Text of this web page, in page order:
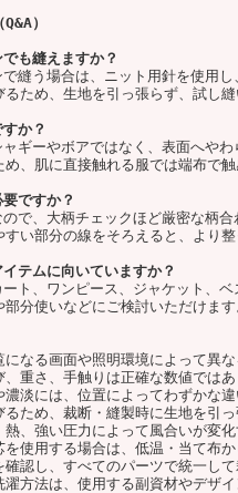
）
も縫えますか？
縫う場合は、ニット用針を使用し
ため、生地を引っ張らず、試し
か？
ギーやボアではなく、表面へや
、肌に直接触れる服では端布で触
ですか？
で、大柄チェックほど厳密な柄
すい部分の線をそろえると、より
テムに向いていますか？
ト、ワンピース、ジャケット、
分使いなどにご検討いただけます
なる画面や照明環境によって異な
重さ、手触りは正確な数値では
淡には、位置によってわずかな
ため、裁断・縫製時に生地を引
、強い圧力によって風合いが変化
使用する場合は、低温・当て布
認し、すべてのパーツで統一して
方法は、使用する副資材やデザイ